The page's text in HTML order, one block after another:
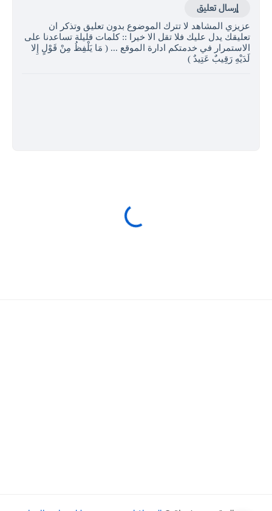
إرسال تعليق
عزيزي المشاهد لا تترك الموضوع بدون تعليق وتذكر ان
تعليقك يدل عليك فلا تقل الا خيرا :: كلمات قليلة تساعدنا على
الاستمرار في خدمتكم ادارة الموقع ... ( مَا يَلْفِظُ مِنْ قَوْلٍ إِلا
لَدَيْهِ رَقِيبٌ عَتِيدٌ )